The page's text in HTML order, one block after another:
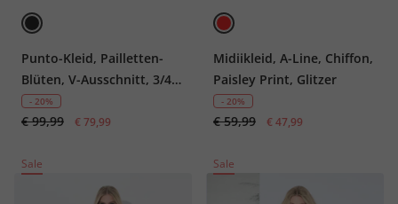
Punto-Kleid, Pailletten-
Blüten, V-Ausschnitt, 3/4-
Arm
- 20%
€ 99,99 € 79,99
Midiikleid, A-Line, Chiffon,
Paisley Print, Glitzer
- 20%
€ 59,99 € 47,99
Sale Sale